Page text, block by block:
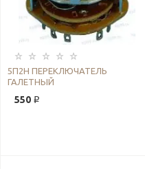
5П2Н ПЕРЕКЛЮЧАТЕЛЬ
ГАЛЕТНЫЙ
550 ₽